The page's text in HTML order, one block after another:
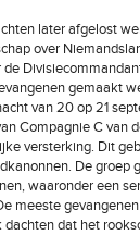
later afgelost
over
gemaakt
van 20 op 21
Compagnie C van
versterking. Dit
De groep
waaronder een
meeste
dat het